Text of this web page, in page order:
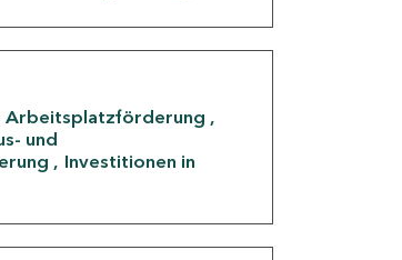
Arbeitsplatzförderung
und
Investitionen in